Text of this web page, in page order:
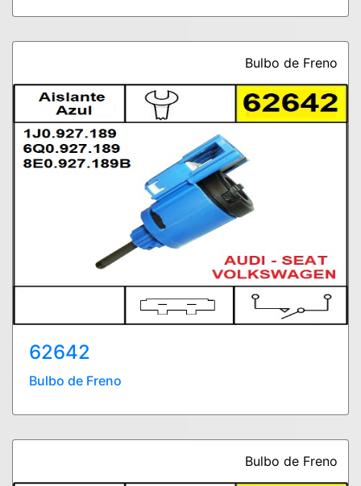
Bulbo de Freno
62642
Bulbo de Freno
Bulbo de Freno